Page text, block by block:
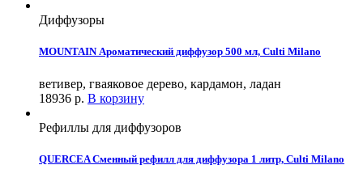
Диффузоры
MOUNTAIN Ароматический диффузор 500 мл, Culti Milano
ветивер, гваяковое дерево, кардамон, ладан
18936 р. В корзину
Рефиллы для диффузоров
QUERCEA Сменный рефилл для диффузора 1 литр, Culti Milano